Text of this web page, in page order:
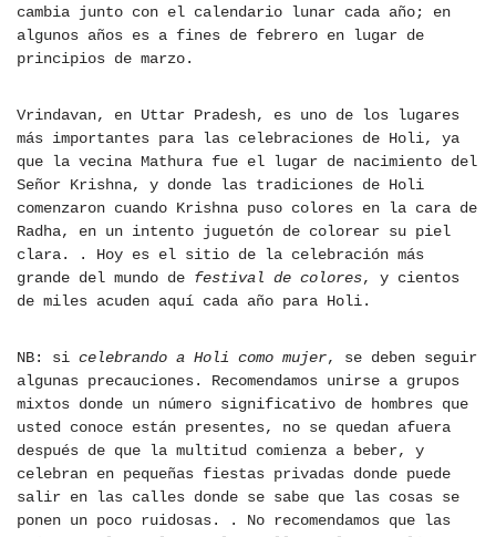
cambia junto con el calendario lunar cada año; en
algunos años es a fines de febrero en lugar de
principios de marzo.
Vrindavan, en Uttar Pradesh, es uno de los lugares
más importantes para las celebraciones de Holi, ya
que la vecina Mathura fue el lugar de nacimiento del
Señor Krishna, y donde las tradiciones de Holi
comenzaron cuando Krishna puso colores en la cara de
Radha, en un intento juguetón de colorear su piel
clara. . Hoy es el sitio de la celebración más
grande del mundo de festival de colores, y cientos
de miles acuden aquí cada año para Holi.
NB: si celebrando a Holi como mujer, se deben seguir
algunas precauciones. Recomendamos unirse a grupos
mixtos donde un número significativo de hombres que
usted conoce están presentes, no se quedan afuera
después de que la multitud comienza a beber, y
celebran en pequeñas fiestas privadas donde puede
salir en las calles donde se sabe que las cosas se
ponen un poco ruidosas. . No recomendamos que las